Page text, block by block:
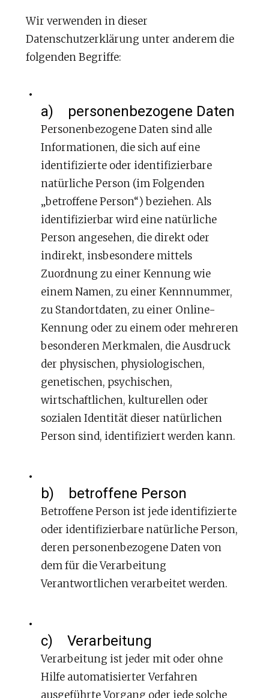
Wir verwenden in dieser
Datenschutzerklärung unter anderem die
folgenden Begriffe:
a) personenbezogene Daten
Personenbezogene Daten sind alle
Informationen, die sich auf eine
identifizierte oder identifizierbare
natürliche Person (im Folgenden
„betroffene Person“) beziehen. Als
identifizierbar wird eine natürliche
Person angesehen, die direkt oder
indirekt, insbesondere mittels
Zuordnung zu einer Kennung wie
einem Namen, zu einer Kennnummer,
zu Standortdaten, zu einer Online-
Kennung oder zu einem oder mehreren
besonderen Merkmalen, die Ausdruck
der physischen, physiologischen,
genetischen, psychischen,
wirtschaftlichen, kulturellen oder
sozialen Identität dieser natürlichen
Person sind, identifiziert werden kann.
b) betroffene Person
Betroffene Person ist jede identifizierte
oder identifizierbare natürliche Person,
deren personenbezogene Daten von
dem für die Verarbeitung
Verantwortlichen verarbeitet werden.
c) Verarbeitung
Verarbeitung ist jeder mit oder ohne
Hilfe automatisierter Verfahren
ausgeführte Vorgang oder jede solche